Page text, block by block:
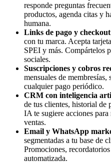
responde preguntas
productos, agenda citas y
humana.
Links de pago y
con tu marca. Acepta
SPEI y más. Compártelos
sociales.
Suscripciones y cobros
mensuales de
cualquier pago periódico.
CRM con inteligencia
de tus clientes, historial de
IA te sugiere acciones
ventas.
Email y WhatsApp
segmentadas a tu base de
Promociones,
automatizada.